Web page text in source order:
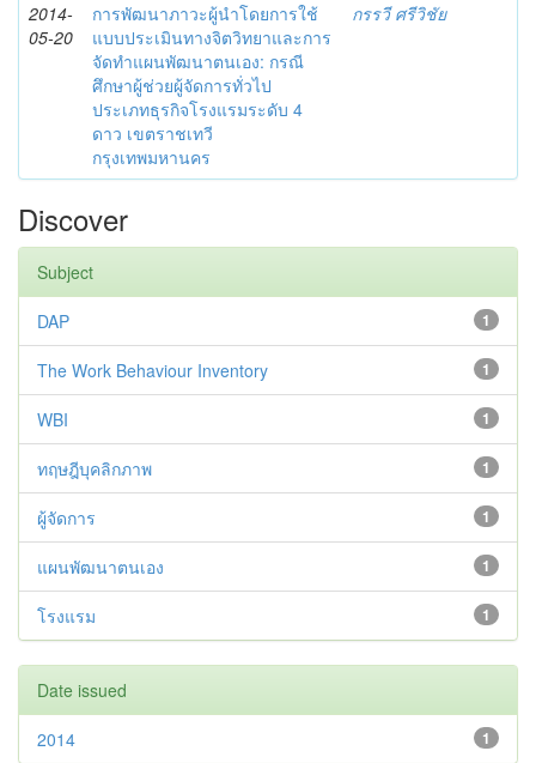
2014-
05-20
การพัฒนาภาวะผู้นำโดยการใช้
แบบประเมินทางจิตวิทยาและการ
จัดทำแผนพัฒนาตนเอง: กรณี
ศึกษาผู้ช่วยผู้จัดการทั่วไป
ประเภทธุรกิจโรงแรมระดับ 4
ดาว เขตราชเทวี
กรุงเทพมหานคร
กรรวี ศรีวิชัย
Discover
Subject
1
DAP
1
The Work Behaviour Inventory
1
WBI
1
ทฤษฎีบุคลิกภาพ
1
ผู้จัดการ
1
แผนพัฒนาตนเอง
1
โรงแรม
Date issued
1
2014